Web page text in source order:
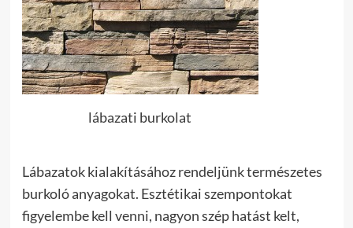
lábazati burkolat
Lábazatok kialakításához rendeljünk természetes
burkoló anyagokat. Esztétikai szempontokat
figyelembe kell venni, nagyon szép hatást kelt,